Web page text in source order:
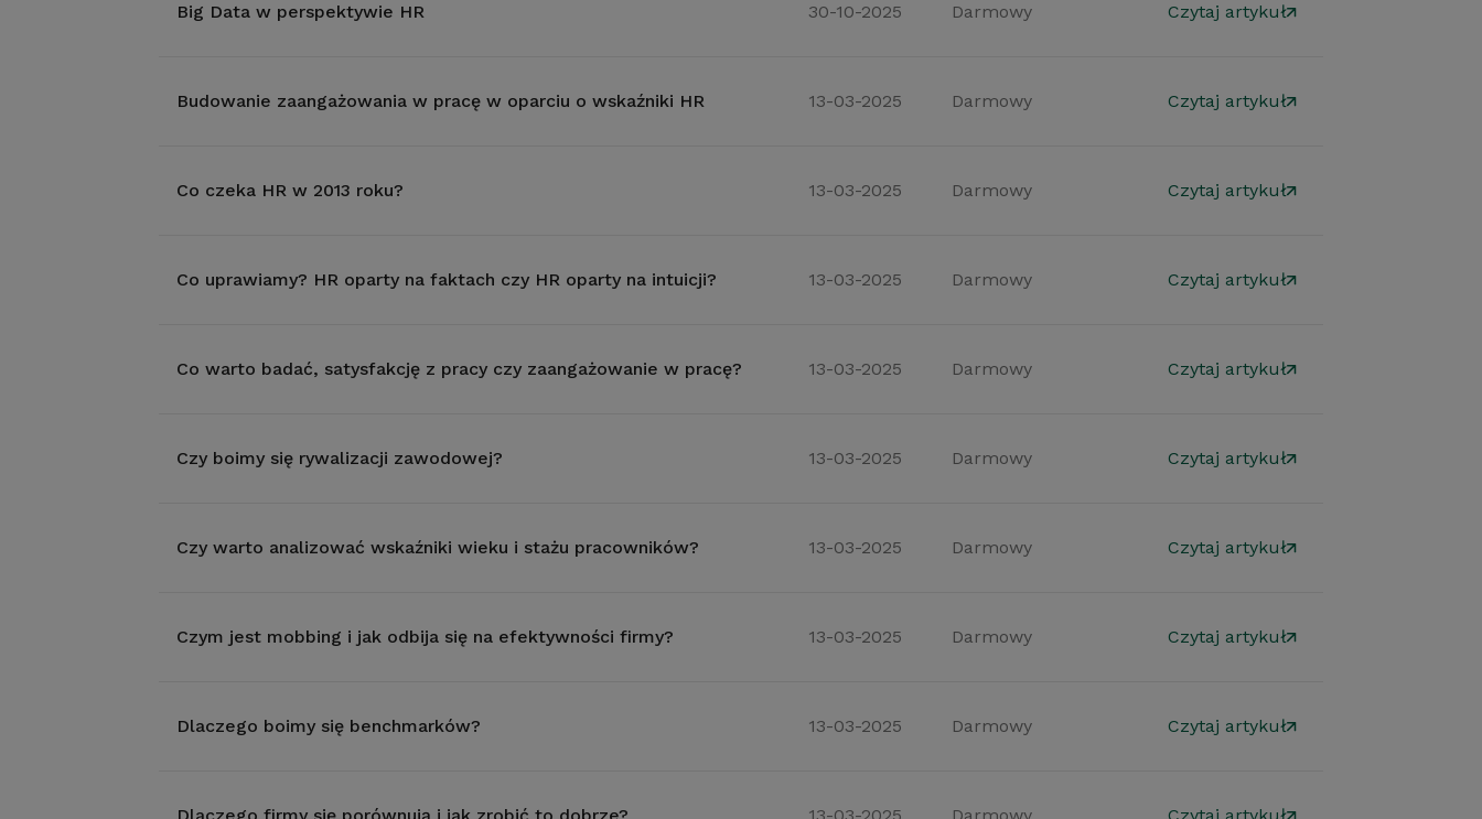
Big Data w perspektywie HR 30-10-2025 Darmowy Czytaj artykuł
Budowanie zaangażowania w pracę w oparciu o wskaźniki HR 13-03-2025 Darmowy Czytaj artykuł
Co czeka HR w 2013 roku? 13-03-2025 Darmowy Czytaj artykuł
Co uprawiamy? HR oparty na faktach czy HR oparty na intuicji? 13-03-2025 Darmowy Czytaj artykuł
Co warto badać, satysfakcję z pracy czy zaangażowanie w pracę? 13-03-2025 Darmowy Czytaj artykuł
Czy boimy się rywalizacji zawodowej? 13-03-2025 Darmowy Czytaj artykuł
Czy warto analizować wskaźniki wieku i stażu pracowników? 13-03-2025 Darmowy Czytaj artykuł
Czym jest mobbing i jak odbija się na efektywności firmy? 13-03-2025 Darmowy Czytaj artykuł
Dlaczego boimy się benchmarków? 13-03-2025 Darmowy Czytaj artykuł